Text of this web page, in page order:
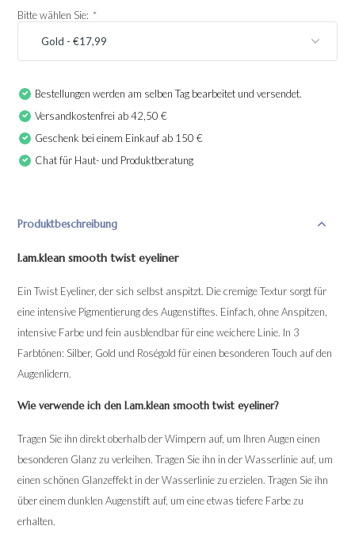
Bitte wählen Sie: *
Bestellungen werden am selben Tag bearbeitet und versendet.
Versandkostenfrei ab 42,50 €
Geschenk bei einem Einkauf ab 150 €
Chat für Haut- und Produktberatung
Produktbeschreibung
I.am.klean smooth twist eyeliner
Ein Twist Eyeliner, der sich selbst anspitzt. Die cremige Textur sorgt für
eine intensive Pigmentierung des Augenstiftes. Einfach, ohne Anspitzen,
intensive Farbe und fein ausblendbar für eine weichere Linie. In 3
Farbtönen: Silber, Gold und Roségold für einen besonderen Touch auf den
Augenlidern.
Wie verwende ich den I.am.klean smooth twist eyeliner?
Tragen Sie ihn direkt oberhalb der Wimpern auf, um Ihren Augen einen
besonderen Glanz zu verleihen. Tragen Sie ihn in der Wasserlinie auf, um
einen schönen Glanzeffekt in der Wasserlinie zu erzielen. Tragen Sie ihn
über einem dunklen Augenstift auf, um eine etwas tiefere Farbe zu
erhalten.